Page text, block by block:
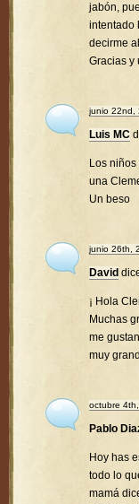
jabón,
intentado
decirme
Gracias y
junio 22nd,
Luis MC
Los
una
Un beso
junio 26th,
David
¡ Hola
Muchas
me
muy
octubre
Pablo
Hoy has
todo lo
mamá